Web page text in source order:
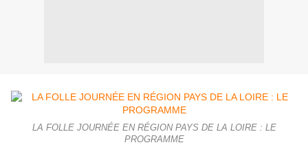
LA FOLLE JOURNÉE EN RÉGION PAYS DE LA LOIRE : LE
PROGRAMME